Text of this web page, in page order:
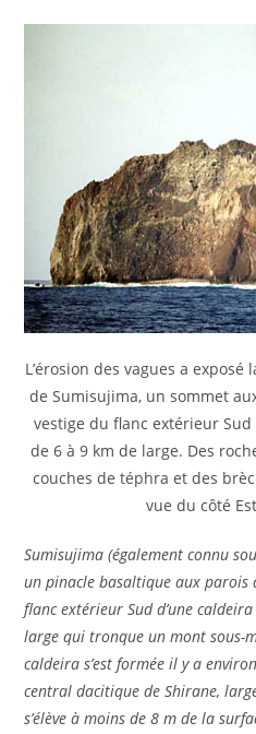
L’érosion des vagues a
de Sumisujima, un sommet
vestige du flanc extérieur
de 6 à 9 km de large. Des
couches de téphra et des
vue du côté
Sumisujima (également connu
un pinacle basaltique aux
flanc extérieur Sud d’une
large qui tronque un mont sous-
caldeira s’est formée il y a
central dacitique de Shirane,
s’élève à moins de 8 m de la